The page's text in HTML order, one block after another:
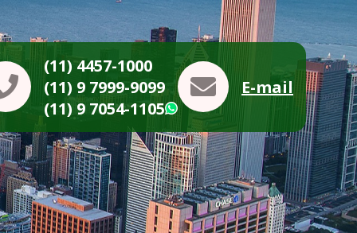
(11) 4457-1000
(11) 9 7999-9099
(11) 9 7054-1105
WhatsApp
E-mail